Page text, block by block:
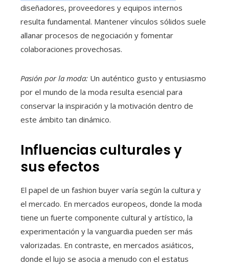
diseñadores, proveedores y equipos internos
resulta fundamental. Mantener vínculos sólidos suele
allanar procesos de negociación y fomentar
colaboraciones provechosas.
Pasión por la moda: Un auténtico gusto y entusiasmo
por el mundo de la moda resulta esencial para
conservar la inspiración y la motivación dentro de
este ámbito tan dinámico.
Influencias culturales y
sus efectos
El papel de un fashion buyer varía según la cultura y
el mercado. En mercados europeos, donde la moda
tiene un fuerte componente cultural y artístico, la
experimentación y la vanguardia pueden ser más
valorizadas. En contraste, en mercados asiáticos,
donde el lujo se asocia a menudo con el estatus